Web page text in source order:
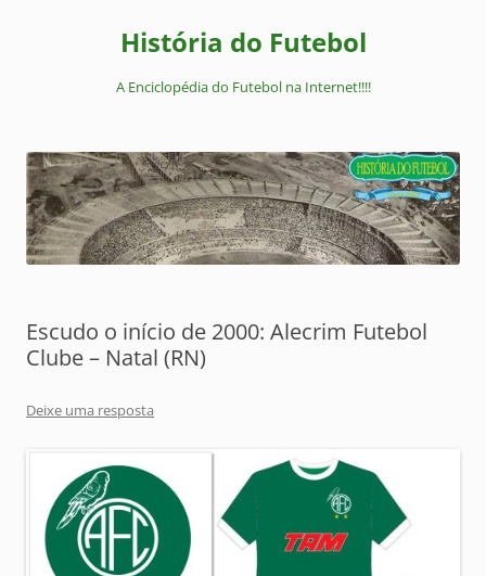
História do Futebol
A Enciclopédia do Futebol na Internet!!!!
Escudo o início de 2000: Alecrim Futebol
Clube – Natal (RN)
Deixe uma resposta